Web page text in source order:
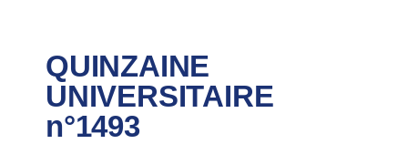
QUINZAINE
UNIVERSITAIRE
n°1493